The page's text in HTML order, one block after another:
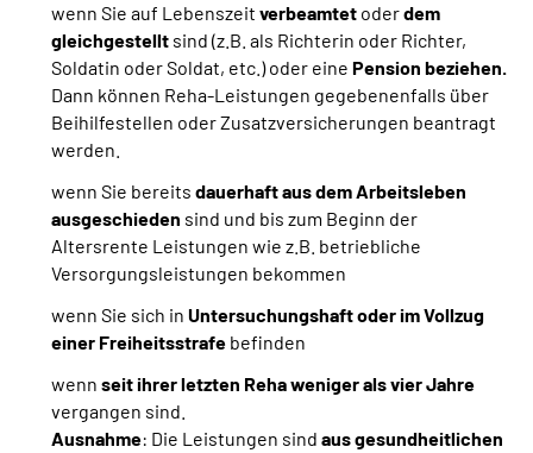
wenn Sie auf Lebenszeit verbeamtet oderdem
gleichgestellt sind (z.B. als Richterin oder Richter,
Soldatin oder Soldat, etc.) oder eine Pension beziehen.
Dann können Reha-Leistungen gegebenenfalls über
Beihilfestellen oder Zusatzversicherungen beantragt
werden.
wenn Sie bereits dauerhaft aus dem Arbeitsleben
ausgeschieden sind und bis zum Beginn der
Altersrente Leistungen wie z.B. betriebliche
Versorgungsleistungen bekommen
wenn Sie sich in Untersuchungshaft oder im Vollzug
einer Freiheitsstrafe befinden
wenn seit ihrer letzten Reha weniger als vier Jahre
vergangen sind.
Ausnahme: Die Leistungen sind aus gesundheitlichen